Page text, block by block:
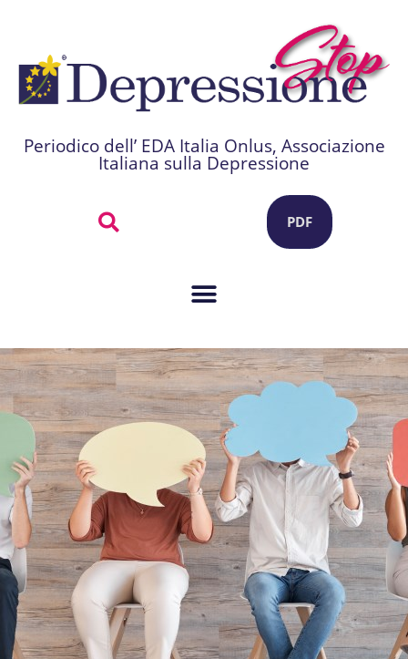
Periodico dell’ EDA Italia Onlus, Associazione
Italiana sulla Depressione
PDF